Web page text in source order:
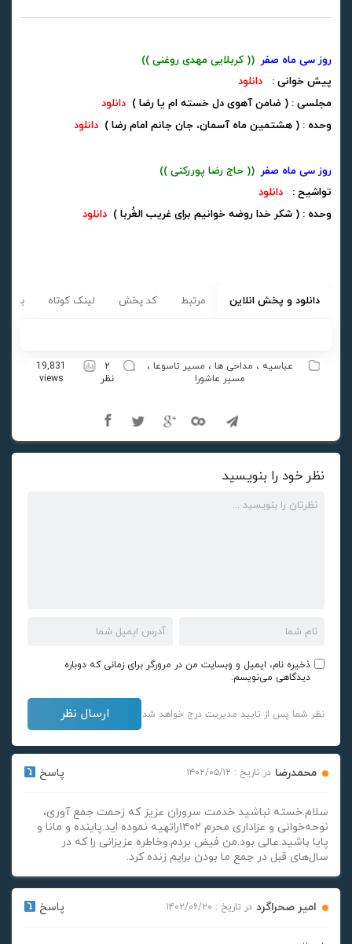
روز سی ماه صفر (( کربلایی مهدی روغنی ))
پیش خوانی : دانلود
مجلسی : ( ضامن آهوی دل خسته ام یا رضا ) دانلود
وحده : ( هشتمین ماه آسمان، جان جانم امام رضا ) دانلود
روز سی ماه صفر (( حاج رضا پوررکنی ))
تواشیح : دانلود
وحده : ( شکر خدا روضه خوانیم برای غریب الغُربا ) دانلود
دانلود و پخش انلاین مرتبط کد پخش لینک کوتاه
عباسیه ، مداحی ها ، مسیر تاسوعا ،
مسیر عاشورا
۲
نظر
19,831
views
نظر خود را بنویسید
ذخیره نام، ایمیل و وبسایت من در مرورگر برای زمانی که دوباره
دیدگاهی می‌نویسم.
نظر شما پس از تایید مدیریت درج خواهد شد
محمدرضا در تاریخ : ۱۴۰۲/۰۵/۱۲ پاسخ
سلام.خسته نباشید خدمت سروران عزیز که زحمت جمع آوری،
نوحه‌خوانی و عزاداری محرم ۱۴۰۲راتهیه نموده اید.پاینده و مانا و
پایا باشید.عالی بود.من فیض بردم.وخاطره عزیزانی را که در
سال‌های قبل در جمع ما بودن برایم زنده کرد.
امیر صحراگرد در تاریخ : ۱۴۰۲/۰۶/۲۰ پاسخ